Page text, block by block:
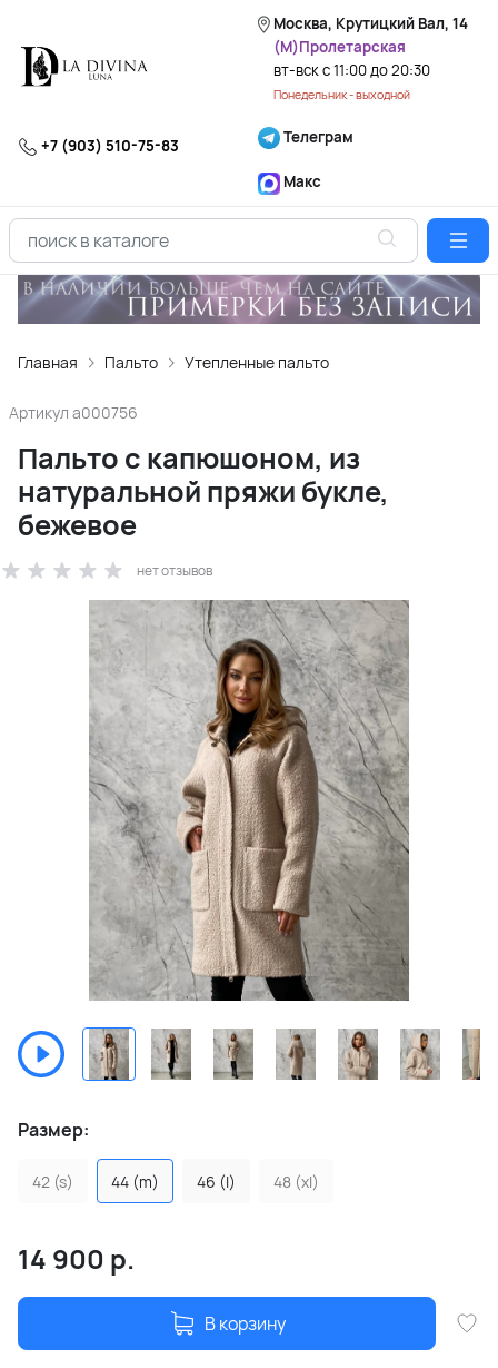
Москва, Крутицкий Вал, 14
(М)Пролетарская
вт-вск с 11:00 до 20:30
Понедельник - выходной
+7 (903) 510-75-83 Телеграм
Макс
Главная Пальто Утепленные пальто
Артикул a000756
Пальто с капюшоном, из
натуральной пряжи букле,
бежевое
нет отзывов
Размер:
42 (s) 44 (m) 46 (l) 48 (xl)
14 900 р.
В корзину